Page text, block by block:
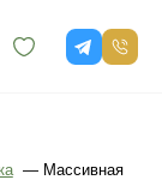
— Массивная